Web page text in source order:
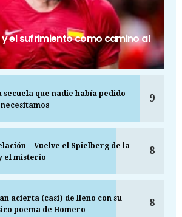
y el sufrimiento como camino al
secuela que nadie había pedido
9
| Vuelve el Spielberg de la
el misterio
8
acierta (casi) de lleno con su
poema de Homero
8